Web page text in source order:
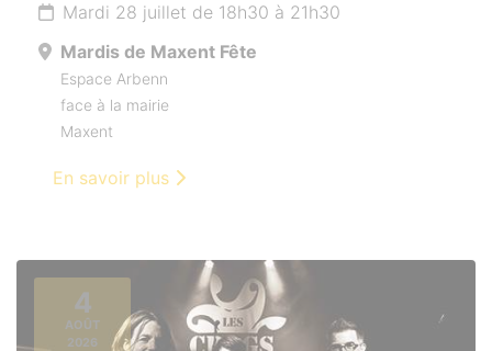
Mardi 28 juillet de 18h30 à 21h30
Mardis de Maxent Fête
Espace Arbenn
face à la mairie
Maxent
En savoir plus
4
AOÛT
2026